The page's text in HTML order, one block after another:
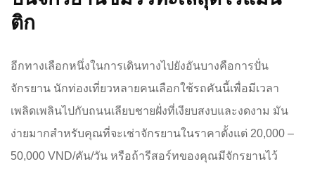
ติก
อีกทางเลือกหนึ่งในการเดินทางไปยังอันบางคือการปั่น
จักรยาน นักท่องเที่ยวหลายคนเลือกใช้รถคันนี้เพื่อมีเวลา
เพลิดเพลินไปกับถนนเลียบชายฝั่งที่เงียบสงบและงดงาม มัน
ง่ายมากสำหรับคุณที่จะเช่าจักรยานในราคาตั้งแต่ 20,000 –
50,000 VND/คัน/วัน หรือถ้ารีสอร์ทของคุณมีจักรยานไว้